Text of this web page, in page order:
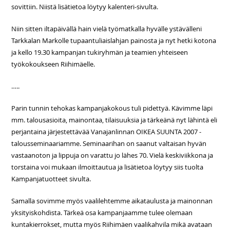
sovittiin. Niistä lisätietoa löytyy kalenteri-sivulta.
Niin sitten iltapäivällä hain vielä työmatkalla hyvälle ystävälleni
Tarkkalan Markolle tupaantuliaislahjan painosta ja nyt hetki kotona
ja kello 19.30 kampanjan tukiryhmän ja teamien yhteiseen
työkokoukseen Riihimäelle.
…..
Parin tunnin tehokas kampanjakokous tuli pidettyä. Kävimme läpi
mm. talousasioita, mainontaa, tilaisuuksia ja tärkeänä nyt lähintä eli
perjantaina järjestettävää Vanajanlinnan OIKEA SUUNTA 2007 -
talousseminaariamme. Seminaarihan on saanut valtaisan hyvän
vastaanoton ja lippuja on varattu jo lähes 70. Vielä keskiviikkona ja
torstaina voi mukaan ilmoittautua ja lisätietoa löytyy siis tuolta
Kampanjatuotteet sivulta.
Samalla sovimme myös vaalilehtemme aikataulusta ja mainonnan
yksityiskohdista. Tärkeä osa kampanjaamme tulee olemaan
kuntakierrokset, mutta myös Riihimäen vaalikahvila mikä avataan